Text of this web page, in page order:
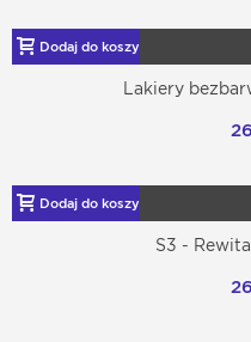
Dodaj do koszyka
Lakiery
Dodaj do koszyka
S3 -